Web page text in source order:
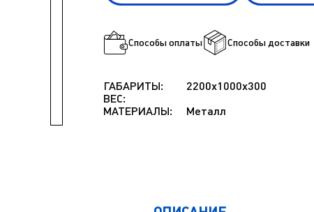
Способы оплаты Способы доставки
ГАБАРИТЫ:
2200x1000x300
ВЕС:
МАТЕРИАЛЫ:
Металл